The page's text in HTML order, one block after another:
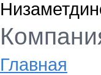
Главная